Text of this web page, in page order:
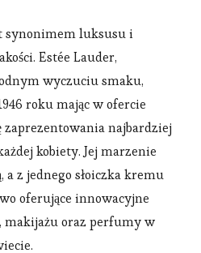
synonimem luksusu i
Estée Lauder,
wyczuciu smaku,
roku mając w ofercie
najbardziej
kobiety. Jej marzenie
a z jednego słoiczka kremu
oferujące innowacyjne
makijażu oraz perfumy w